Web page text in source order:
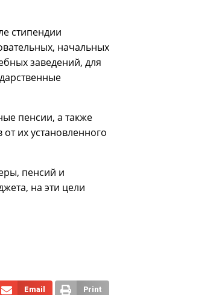
стипендии
начальных
заведений, для
пенсии, а также
их установленного
пенсий и
на эти цели
Email Print